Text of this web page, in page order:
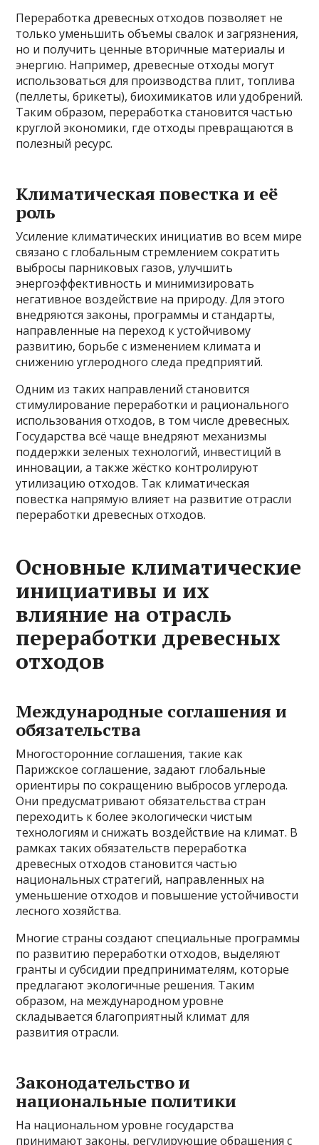
Переработка древесных отходов позволяет не
только уменьшить объемы свалок и загрязнения,
но и получить ценные вторичные материалы и
энергию. Например, древесные отходы могут
использоваться для производства плит, топлива
(пеллеты, брикеты), биохимикатов или удобрений.
Таким образом, переработка становится частью
круглой экономики, где отходы превращаются в
полезный ресурс.
Климатическая повестка и её
роль
Усиление климатических инициатив во всем мире
связано с глобальным стремлением сократить
выбросы парниковых газов, улучшить
энергоэффективность и минимизировать
негативное воздействие на природу. Для этого
внедряются законы, программы и стандарты,
направленные на переход к устойчивому
развитию, борьбе с изменением климата и
снижению углеродного следа предприятий.
Одним из таких направлений становится
стимулирование переработки и рационального
использования отходов, в том числе древесных.
Государства всё чаще внедряют механизмы
поддержки зеленых технологий, инвестиций в
инновации, а также жёстко контролируют
утилизацию отходов. Так климатическая
повестка напрямую влияет на развитие отрасли
переработки древесных отходов.
Основные климатические
инициативы и их
влияние на отрасль
переработки древесных
отходов
Международные соглашения и
обязательства
Многосторонние соглашения, такие как
Парижское соглашение, задают глобальные
ориентиры по сокращению выбросов углерода.
Они предусматривают обязательства стран
переходить к более экологически чистым
технологиям и снижать воздействие на климат. В
рамках таких обязательств переработка
древесных отходов становится частью
национальных стратегий, направленных на
уменьшение отходов и повышение устойчивости
лесного хозяйства.
Многие страны создают специальные программы
по развитию переработки отходов, выделяют
гранты и субсидии предпринимателям, которые
предлагают экологичные решения. Таким
образом, на международном уровне
складывается благоприятный климат для
развития отрасли.
Законодательство и
национальные политики
На национальном уровне государства
принимают законы, регулирующие обращения с